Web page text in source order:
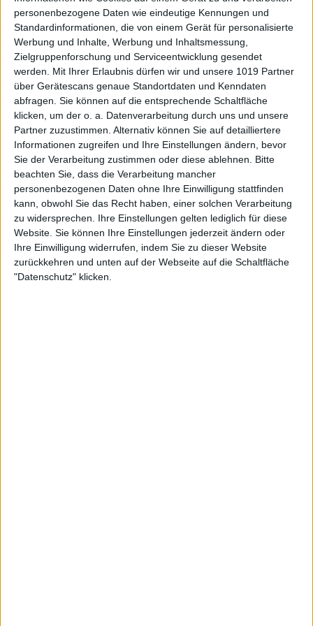
personenbezogene Daten wie eindeutige Kennungen und
Standardinformationen, die von einem Gerät für personalisierte
Werbung und Inhalte, Werbung und Inhaltsmessung,
Zielgruppenforschung und Serviceentwicklung gesendet
werden.
Mit Ihrer Erlaubnis dürfen wir und unsere 1019 Partner
über Gerätescans genaue Standortdaten und Kenndaten
abfragen. Sie können auf die entsprechende Schaltfläche
klicken, um der o. a. Datenverarbeitung durch uns und unsere
Partner zuzustimmen. Alternativ können Sie auf detailliertere
Informationen zugreifen und Ihre Einstellungen ändern, bevor
Sie der Verarbeitung zustimmen oder diese ablehnen.
Bitte
beachten Sie, dass die Verarbeitung mancher
personenbezogenen Daten ohne Ihre Einwilligung stattfinden
kann, obwohl Sie das Recht haben, einer solchen Verarbeitung
zu widersprechen. Ihre Einstellungen gelten lediglich für diese
Website. Sie können Ihre Einstellungen jederzeit ändern oder
Ihre Einwilligung widerrufen, indem Sie zu dieser Website
zurückkehren und unten auf der Webseite auf die Schaltfläche
"Datenschutz" klicken.